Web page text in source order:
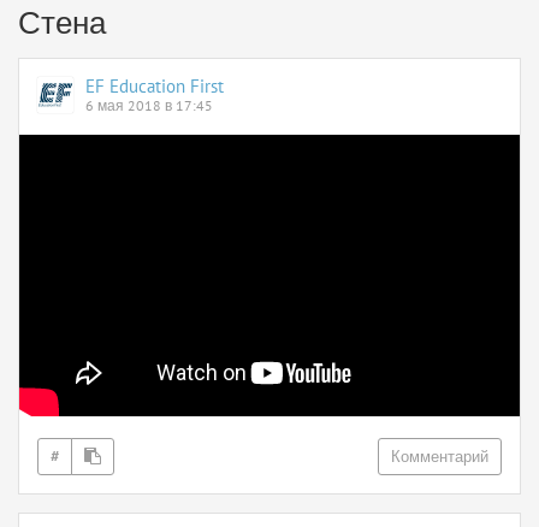
Стена
EF Education First
6 мая 2018 в 17:45
# Комментарий